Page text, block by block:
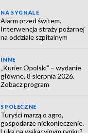
NA SYGNALE
Alarm przed świtem.
Interwencja straży pożarnej
na oddziale szpitalnym
INNE
„Kurier Opolski” – wydanie
główne, 8 sierpnia 2026.
Zobacz program
SPOŁECZNE
Turyści marzą o agro,
gospodarze niekonieczenie.
Luka na wakacyjnym rynku?